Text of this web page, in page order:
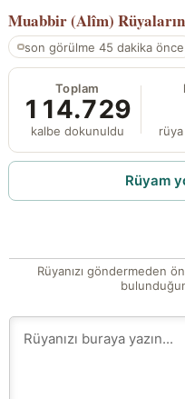
Muabbir (Alîm)
son görülme 45 dakika önce
Toplam
114.729
kalbe dokunuldu rüya
Rüyam
Rüyanızı göndermeden